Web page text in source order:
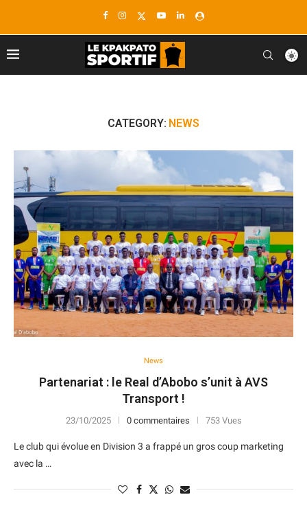
CATEGORY: NEWS
News
Partenariat : le Real d’Abobo s’unit à AVS
Transport !
23/10/2025 0 commentaires 753 Vues
Le club qui évolue en Division 3 a frappé un gros coup marketing
avec la …